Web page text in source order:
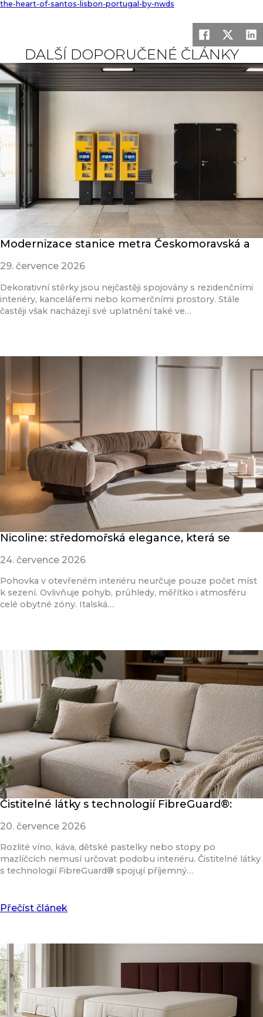
the-heart-of-santos-lisbon-portugal-by-nwds
DALŠÍ DOPORUČENÉ ČLÁNKY
Modernizace stanice metra Českomoravská a
29. července 2026
Dekorativní stěrky jsou nejčastěji spojovány s rezidenčními
interiéry, kancelářemi nebo komerčními prostory. Stále
častěji však nacházejí své uplatnění také ve…
Nicoline: středomořská elegance, která se
24. července 2026
Pohovka v otevřeném interiéru neurčuje pouze počet míst
k sezení. Ovlivňuje pohyb, průhledy, měřítko i atmosféru
celé obytné zóny. Italská…
Čistitelné látky s technologií FibreGuard®:
20. července 2026
Rozlité víno, káva, dětské pastelky nebo stopy po
mazlíčcích nemusí určovat podobu interiéru. Čistitelné látky
s technologií FibreGuard® spojují příjemný…
Přečíst článek